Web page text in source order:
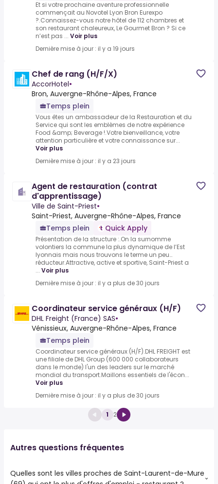
Et si votre prochaine aventure professionnelle
commençait au Novotel Lyon Bron Eurexpo
?.Connaissez-vous notre hôtel de 112 chambres et
son restaurant chaleureux, Le Gourmet Bron ? Si ce
n’est pas ... Voir plus
Dernière mise à jour : il y a 19 jours
Chef de rang (H/F/X)
AccorHotel•
Bron, Auvergne-Rhône-Alpes, France
Temps plein
Vous êtes un ambassadeur de la Restauration et du
Service qui sont les emblèmes de notre expérience
Food &amp; Beverage !.Votre bienveillance, votre
attention particulière et votre connaissance sur...
Voir plus
Dernière mise à jour : il y a 23 jours
Agent de restauration (contrat
d'apprentissage)
Ville de Saint-Priest•
Saint-Priest, Auvergne-Rhône-Alpes, France
Temps plein
Quick Apply
Présentation de la structure :.On la surnomme
volontiers la commune la plus dynamique de l’Est
lyonnais mais nous trouvons le terme un peu…
réducteur.Attractive, active et sportive, Saint-Priest a
... Voir plus
Dernière mise à jour : il y a plus de 30 jours
Coordinateur service généraux (H/F)
DHL Freight (France) SAS•
Vénissieux, Auvergne-Rhône-Alpes, France
Temps plein
Coordinateur service généraux (H/F).DHL FREIGHT est
une filiale de DHL Group (600 000 collaborateurs
dans le monde) l'un des leaders sur le marché
mondial du transport.Maillons essentiels de l'écon...
Voir plus
Dernière mise à jour : il y a plus de 30 jours
1 2
Autres questions fréquentes
Quelles sont les villes proches de Saint-Laurent-de-Mure